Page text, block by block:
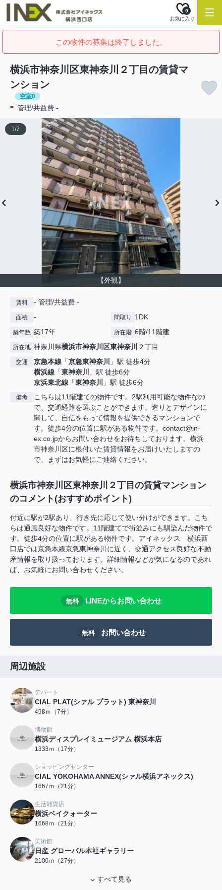
お気に入り
0
この物件の募集は終了しました。
横浜市神奈川区東神奈川２丁目の賃貸マ
ンション
空室0
- 管理/共益費 -
【外観】
1/7
賃料 - 管理/共益費 -
面積 - 間取り 1DK
築年数 築17年 所在階 6階/11階建
所在地 神奈川県横浜市神奈川区東神奈川 ２丁目
交通 京急本線 「京急東神奈川
」駅 徒歩4分
横浜線 「東神奈川
」駅 徒歩6分
京浜東北線 「東神奈川 」駅 徒歩6分
備考
こちらは11階建ての物件です。2駅利用可能な物件なの
で、交通経路を選ぶことができます。造りとデザインに
関して、自信をもって情報を提供できるマンションで
す。徒歩4分の位置に駅がある物件です。contact@in-
ex.co.jpからお問い合わせをお待ちしております。横浜
市神奈川区に根付いた賃貸情報をお届けいたしますの
で、まずはお気軽にご連絡ください。
横浜市神奈川区東神奈川２丁目の賃貸マンション
のコメント(おすすめポイント)
付近に駅が2駅あり、行き先に応じて使い分けができます。こち
らは通風良好な物件です。11階建てで街並みにも馴染んだ物件で
す。徒歩4分の位置に駅がある物件です。アイネックス 横浜西
口店では京急本線京急東神奈川に近く、交通アクセス良好な不動
産情報を取り扱っております。詳細情報などが気になるのであれ
ば、お気軽にお問い合わせください。
無料 LINEからお問い合わせ
無料 お問い合わせ
周辺施設
デパート
CIAL PLAT(シァル プラット) 東神奈川
498ｍ（7分）
博物館
横浜ディスプレイミュージアム 横浜本店
1333ｍ（17分）
ショッピングセンター
CIAL YOKOHAMA ANNEX(シァル横浜アネックス)
1667ｍ（21分）
生活雑貨店
横浜ベイクォーター
1668ｍ（21分）
美術館
日産 グローバル本社ギャラリー
2100ｍ（27分）
すべて見る